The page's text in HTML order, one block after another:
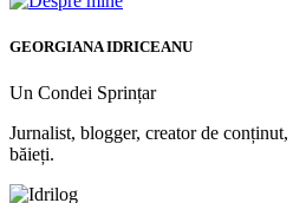
GEORGIANA IDRICEANU
Un Condei Sprințar
Jurnalist, blogger, creator de
băieți.